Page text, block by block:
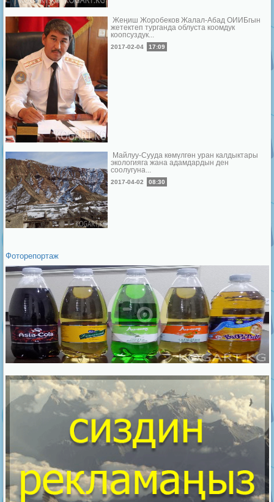
Жеңиш Жоробеков Жалал-Абад ОИИБгын
жетектеп турганда облуста коомдук
коопсуздук...
2017-02-04 17:09
Майлуу-Сууда көмүлгөн уран калдыктары
экологияга жана адамдардын ден
соолугуна...
2017-04-02 08:30
Фоторепортаж